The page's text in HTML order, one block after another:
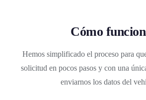
Cómo
Hemos simplificado el proceso para
solicitud en pocos pasos y con una
enviarnos los datos del